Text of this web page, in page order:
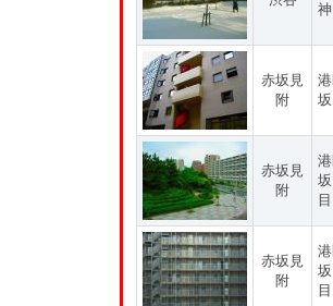
赤坂見
附
赤坂見
附
目
赤坂見
附
目